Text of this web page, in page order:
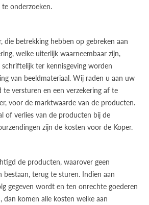
onderzoeken.
die betrekking hebben op gebreken aan
welke uiterlijk waarneembaar zijn,
ter kennisgeving worden
van beeldmateriaal. Wij raden u aan uw
te versturen en een verzekering af te
voor de marktwaarde van de producten.
of verlies van de producten bij de
zijn de kosten voor de Koper.
de producten, waarover geen
terug te sturen. Indien aan
gegeven wordt en ten onrechte goederen
komen alle kosten welke aan